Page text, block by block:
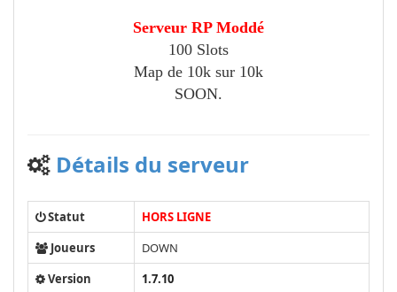
Serveur RP Moddé
100 Slots
Map de 10k sur 10k
SOON.
Détails du serveur
Statut
HORS LIGNE
Joueurs
DOWN
Version
1.7.10